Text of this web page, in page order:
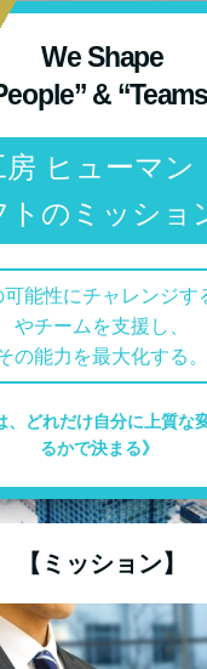
We Shape
&
房 ヒューマン
トのミッショ
可能性にチャレンジす
やチームを⽀援し、
の能力を最大化する。
、どれだけ⾃分に上質な
るかで決まる》
【ミッション】